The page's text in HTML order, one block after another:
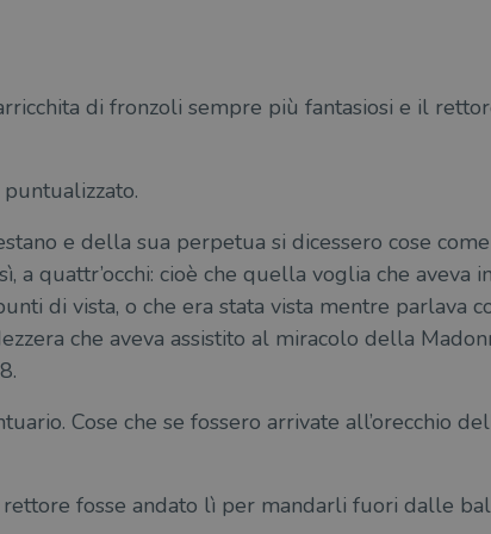
di fronzoli sempre più fantasiosi e il
e della sua perpetua si dicessero cose
a quattr’occhi: cioè che quella voglia che aveva
di vista, o che era stata vista mentre parlava
che aveva assistito al miracolo della
Cose che se fossero arrivate all’orecchio
rettore fosse andato lì per mandarli fuori dalle